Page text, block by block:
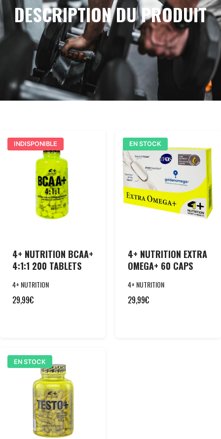
DESCRIPTION DU PRODUIT
INDISPONIBLE
4+ NUTRITION BCAA+
4:1:1 200 TABLETS
4+ NUTRITION
29,99€
EN STOCK
4+ NUTRITION EXTRA
OMEGA+ 60 CAPS
4+ NUTRITION
29,99€
EN STOCK